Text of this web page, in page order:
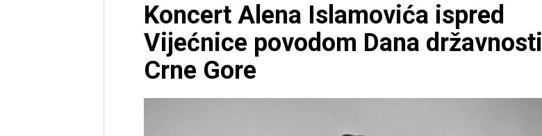
Koncert Alena Islamovića ispred
Vijećnice povodom Dana državnosti
Crne Gore